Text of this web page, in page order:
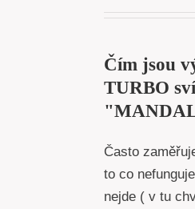
Čím jsou
TURBO
Často
to co
nejde ( v tu